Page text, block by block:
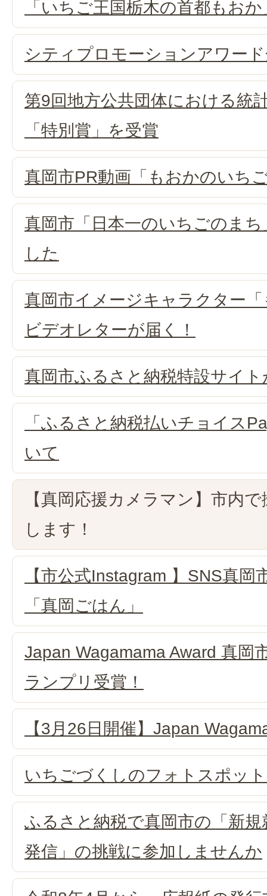
「いちご王国栃木の首都もお
シティプロモーションアワー
第9回地方公共団体における統
「特別賞」を受賞
真岡市PR動画「もおかのいち
真岡市「日本一のいちごのま
した
真岡市イメージキャラクター
ビデオレターが届く！
真岡市ふるさと納税特設サイ
「ふるさと納税払いチョイス
いて
【真岡応援カメラマン】市内
します！
【市公式Instagram 】SNS真岡
「真岡ごはん」
Japan Wagamama Award 真岡
ランプリ受賞！
【3月26日開催】Japan
いちごづくしのフォトスポッ
ふるさと納税で真岡市の「新
発信」の挑戦に参加しませんか